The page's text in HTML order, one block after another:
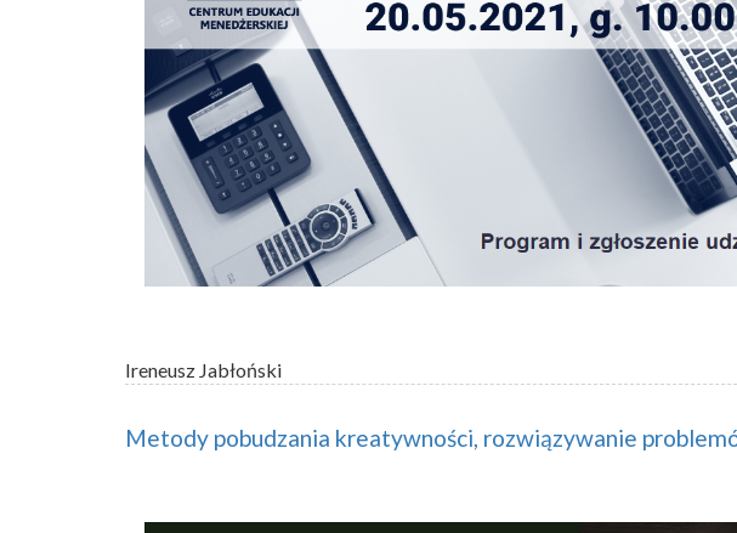
Ireneusz Jabłoński
Metody pobudzania kreatywności, rozwiązywanie